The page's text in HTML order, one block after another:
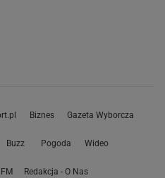
Biznes Gazeta Wyborcza
Buzz Pogoda Wideo
Redakcja - O Nas